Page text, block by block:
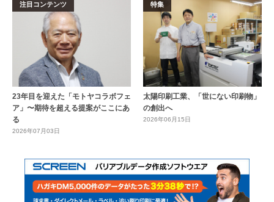
注目コンテンツ
23年目を迎えた「モトヤコラボフェ
ア」〜期待を超える提案がここにあ
る
2026年07月03日
特集
太陽印刷工業、「世にない印刷物」
の創出へ
2026年06月15日